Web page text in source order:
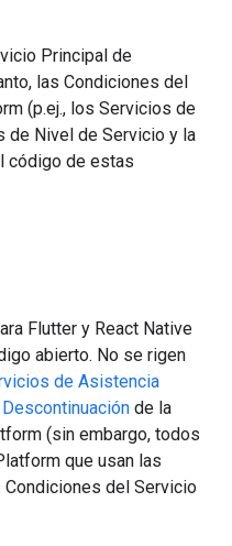
Principal de
las Condiciones del
(p.ej., los Servicios de
de Nivel de Servicio y la
código de estas
Flutter y React Native
abierto. No se rigen
de Asistencia
de la
(sin embargo, todos
que usan las
del Servicio